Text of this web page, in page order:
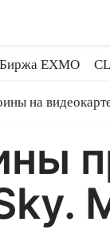
Биржа EXMO
на